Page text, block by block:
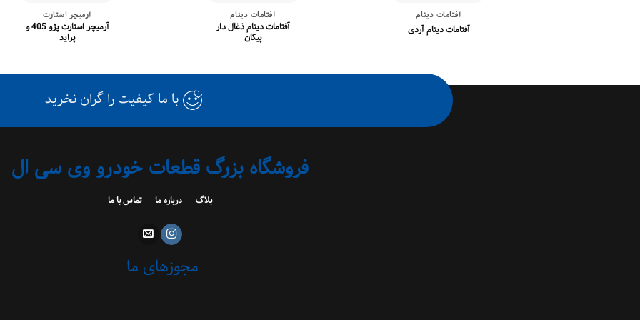
آفتامات دینام
آفتامات دینام آردی
آفتامات دینام
آفتامات دینام ذغال دار
پیکان
آرمیچر استارت
آرمیچر استارت پژو 405 و
پراید
با ما کیفیت را گران نخرید
فروشگاه بزرگ قطعات خودرو وی سی ال
بلاگ درباره ما تماس با ما
مجوزهای ما